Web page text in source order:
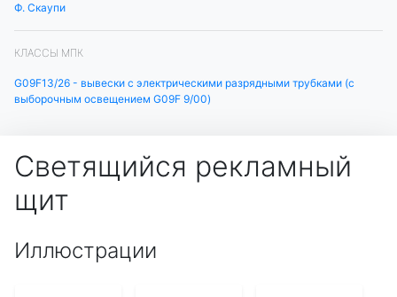
Ф. Скаупи
КЛАССЫ МПК
G09F13/26 - вывески с электрическими разрядными трубками (с
выборочным освещением G09F 9/00)
Светящийся рекламный
щит
Иллюстрации